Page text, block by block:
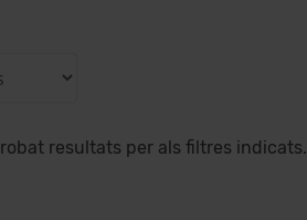
resultats per als filtres indicats.